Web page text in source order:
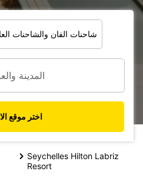
شاحنات الفان والشاحنات
اختر موقع
Seychelles Hilton Labriz
Resort